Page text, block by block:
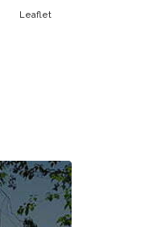
Leaflet